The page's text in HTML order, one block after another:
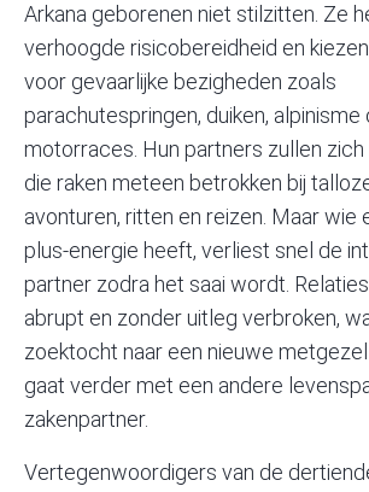
Arkana geborenen niet stilzitten. Ze
verhoogde risicobereidheid en
voor gevaarlijke bezigheden zoals
parachutespringen, duiken, alpinisme
motorraces. Hun partners zullen zich
die raken meteen betrokken bij
avonturen, ritten en reizen. Maar wie
plus-energie heeft, verliest snel de
partner zodra het saai wordt.
abrupt en zonder uitleg verbroken,
zoektocht naar een nieuwe metgezel
gaat verder met een andere
zakenpartner.
Vertegenwoordigers van de